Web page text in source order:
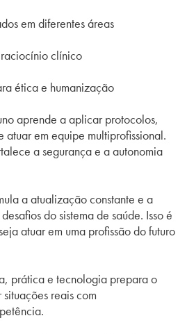
em diferentes áreas
clínico
ética e humanização
aprende a aplicar protocolos,
atuar em equipe multiprofissional.
a segurança e a autonomia
a atualização constante e a
do sistema de saúde. Isso é
atuar em uma profissão do futuro
prática e tecnologia prepara o
reais com